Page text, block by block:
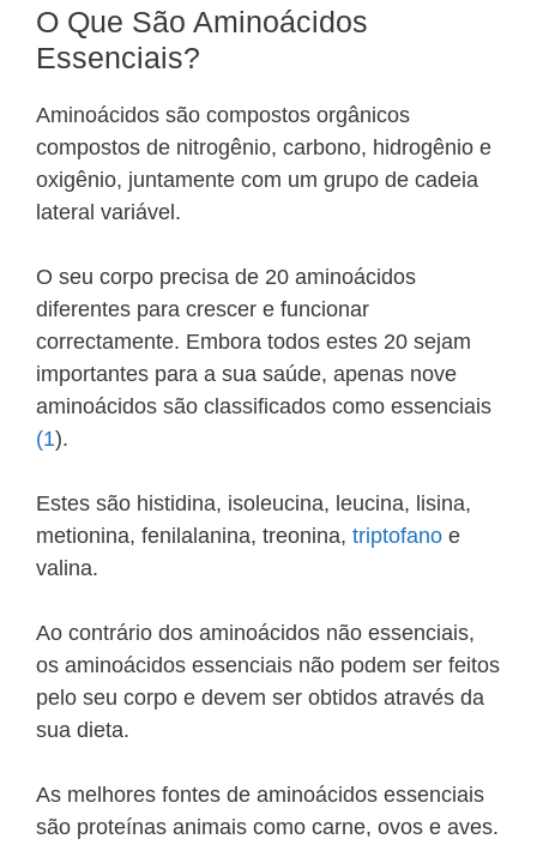
O Que São Aminoácidos
Essenciais?
Aminoácidos são compostos orgânicos
compostos de nitrogênio, carbono, hidrogênio e
oxigênio, juntamente com um grupo de cadeia
lateral variável.
O seu corpo precisa de 20 aminoácidos
diferentes para crescer e funcionar
correctamente. Embora todos estes 20 sejam
importantes para a sua saúde, apenas nove
aminoácidos são classificados como essenciais
(1).
Estes são histidina, isoleucina, leucina, lisina,
metionina, fenilalanina, treonina, triptofano e
valina.
Ao contrário dos aminoácidos não essenciais,
os aminoácidos essenciais não podem ser feitos
pelo seu corpo e devem ser obtidos através da
sua dieta.
As melhores fontes de aminoácidos essenciais
são proteínas animais como carne, ovos e aves.